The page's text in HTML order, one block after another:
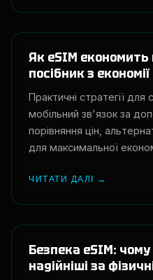
Як eSIM економить
посібник з економії
Практичні стратегії
мобільний зв'язок за
порівняння цін,
для максимальної
ЧИТАТИ ДАЛІ →
Безпека eSIM:
надійніші за